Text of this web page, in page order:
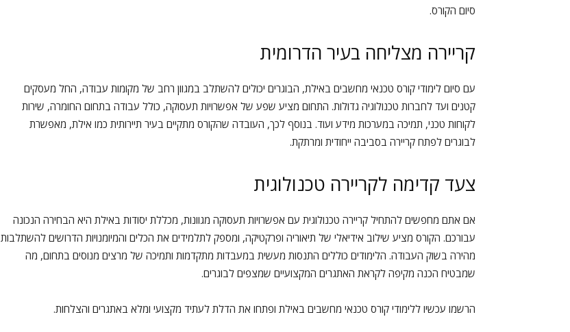
סיום הקורס.
קריירה מצליחה בעיר הדרומית
עם סיום לימודי קורס טכנאי מחשבים באילת, הבוגרים יכולים להשתלב במגוון רחב של מקומות עבודה, החל מעסקים
קטנים ועד לחברות טכנולוגיה גדולות. התחום מציע שפע של אפשרויות תעסוקה, כולל עבודה בתחום החומרה, שירות
לקוחות טכני, תמיכה במערכות מידע ועוד. בנוסף לכך, העובדה שהקורס מתקיים בעיר תיירותית כמו אילת, מאפשרת
לבוגרים לפתח קריירה בסביבה ייחודית ומרתקת.
צעד קדימה לקריירה טכנולוגית
אם אתם מחפשים להתחיל קריירה טכנולוגית עם אפשרויות תעסוקה מגוונות, מכללת יסודות באילת היא הבחירה הנכונה
עבורכם. הקורס מציע שילוב אידיאלי של תיאוריה ופרקטיקה, ומספק לתלמידים את הכלים והמיומנויות הדרושים להשתלבות
מהירה בשוק העבודה. הלימודים כוללים התנסות מעשית במעבדות מתקדמות ותמיכה של מרצים מנוסים בתחום, מה
שמבטיח הכנה מקיפה לקראת האתגרים המקצועיים שמצפים לבוגרים.
הרשמו עכשיו ללימודי קורס טכנאי מחשבים באילת ופתחו את הדלת לעתיד מקצועי ומלא באתגרים והצלחות.